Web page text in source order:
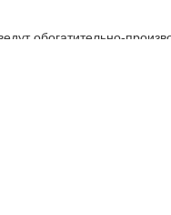
обогатительно-